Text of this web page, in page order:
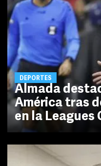
DEPORTES
Almada
América tras
en la Leagues